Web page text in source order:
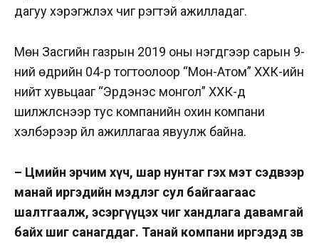
дагуу хэрэгжүүлэх чиг үүрэгтэй ажилладаг.
Мөн Засгийн газрын 2019 оны нэгдүгээр сарын 9-
ний өдрийн 04-р тогтоолоор “Мон-Атом” ХХК-ийн
нийт хувьцааг “Эрдэнэс монгол” ХХК-д
шилжүүлснээр тус компанийн охин компани
хэлбэрээр үйл ажиллагаа явуулж байна.
– Цөмийн эрчим хүч, шар нунтаг гэх мэт сэдвээр
манай иргэдийн мэдлэг сул байгаагаас
шалтгаалж, эсэргүүцэх чиг хандлага давамгай
байх шиг санагддаг. Танай компани иргэдэд зөв